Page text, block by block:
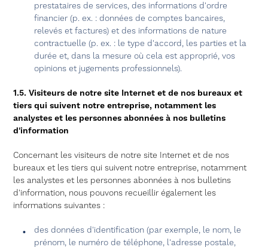
prestataires de services, des informations d'ordre
financier (p. ex. : données de comptes bancaires,
relevés et factures) et des informations de nature
contractuelle (p. ex. : le type d'accord, les parties et la
durée et, dans la mesure où cela est approprié, vos
opinions et jugements professionnels).
1.5. Visiteurs de notre site Internet et de nos bureaux et
tiers qui suivent notre entreprise, notamment les
analystes et les personnes abonnées à nos bulletins
d'information
Concernant les visiteurs de notre site Internet et de nos
bureaux et les tiers qui suivent notre entreprise, notamment
les analystes et les personnes abonnées à nos bulletins
d'information, nous pouvons recueillir également les
informations suivantes :
des données d'identification (par exemple, le nom, le
prénom, le numéro de téléphone, l'adresse postale,